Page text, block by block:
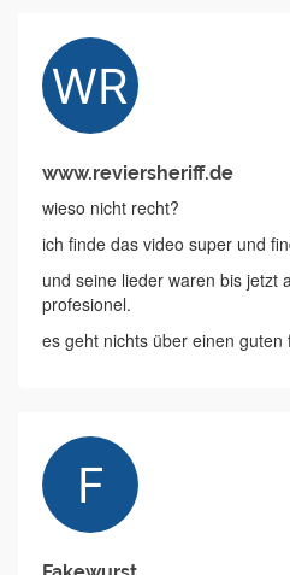
www.reviersheriff.de
wieso nicht recht?
ich finde das video super und
und seine lieder waren bis jetzt
profesionel.
es geht nichts über einen